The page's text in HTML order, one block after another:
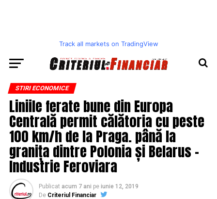
Track all markets on TradingView
STIRI ECONOMICE
Liniile ferate bune din Europa
Centrală permit călătoria cu peste
100 km/h de la Praga. până la
granița dintre Polonia și Belarus –
Industrie Feroviara
Publicat acum 7 ani pe iunie 12, 2019
De Criteriul Financiar